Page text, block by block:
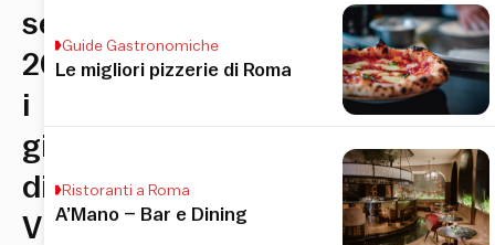
settembre
2026,
i
giardini
di
Villa
Guide Gastronomiche
Le migliori pizzerie di Roma
Ristoranti a Roma
A’Mano – Bar e Dining